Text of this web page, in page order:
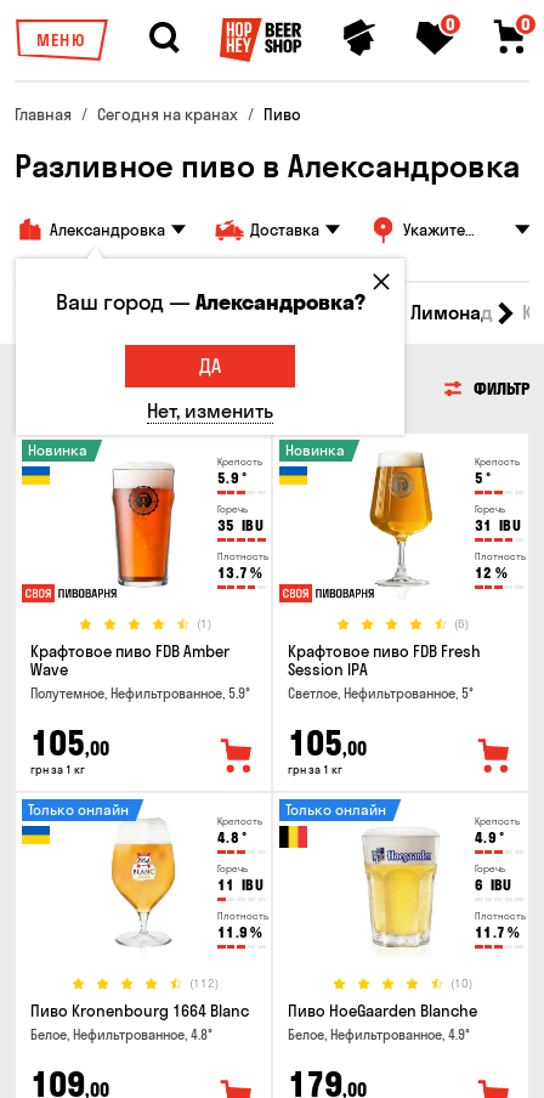
МЕНЮ
0 0
Главная Сегодня на кранах Пиво
Разливное пиво в Александровка
Александровка Доставка
Укажите
Все товары Пиво Сидр Вино Лимонад
ФИЛЬТР
Крепость
5.9 °
Горечь
35 IBU
Плотность
13.7 %
(1)
Новинка
Крафтовое пиво FDB Amber
Wave
Полутемное, Нефильтрованное, 5.9°
105,00
грн за 1 кг
Крепость
5 °
Горечь
31 IBU
Плотность
12 %
(6)
Новинка
Крафтовое пиво FDB Fresh
Session IPA
Светлое, Нефильтрованное, 5°
105,00
грн за 1 кг
Крепость
4.8 °
Горечь
11 IBU
Плотность
11.9 %
(112)
Только онлайн
Пиво Kronenbourg 1664 Blanc
Белое, Нефильтрованное, 4.8°
109,00
Крепость
4.9 °
Горечь
6 IBU
Плотность
11.7 %
(10)
Только онлайн
Пиво HoeGaarden Blanche
Белое, Нефильтрованное, 4.9°
179,00
Ваш город —Александровка?
ДА
Нет, изменить